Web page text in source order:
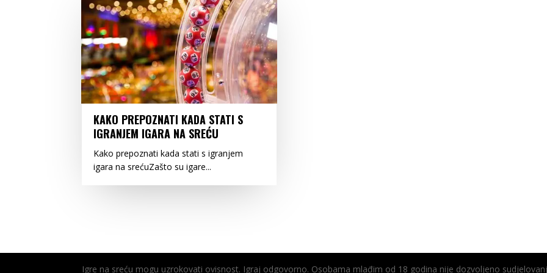
KAKO PREPOZNATI KADA STATI S
IGRANJEM IGARA NA SREĆU
Kako prepoznati kada stati s igranjem
igara na srećuZašto su igare...
Igre na sreću mogu uzrokovati ovisnost. Igraj odgovorno. Osobama mlađim od 18 godina nije dozvoljeno